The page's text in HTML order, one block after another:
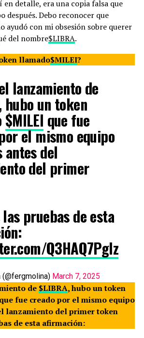
en detalle, era una copia falsa que
después. Debo reconocer que
ayudó con mi obsesión sobre querer
del nombre$LIBRA.
llamado$MILEI?
lanzamiento de
hubo un token
$MILEI que fue
el mismo equipo
antes del
del primer
las pruebas de esta
Q3HAQ7Pglz
March 7, 2025
de $LIBRA, hubo un token
fue creado por el mismo equipo
lanzamiento del primer token
de esta afirmación: